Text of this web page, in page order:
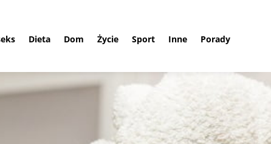
Dieta Dom Życie Sport Inne Porady